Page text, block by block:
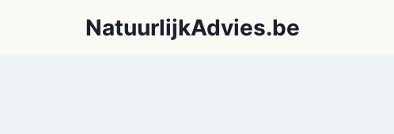
NatuurlijkAdvies.be